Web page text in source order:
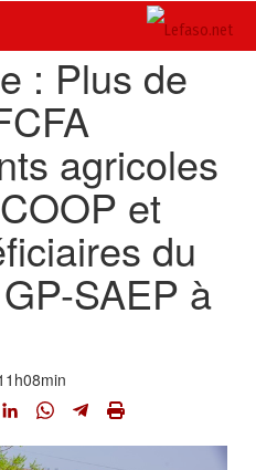
: Plus de
agricoles
et
du
SAEP à